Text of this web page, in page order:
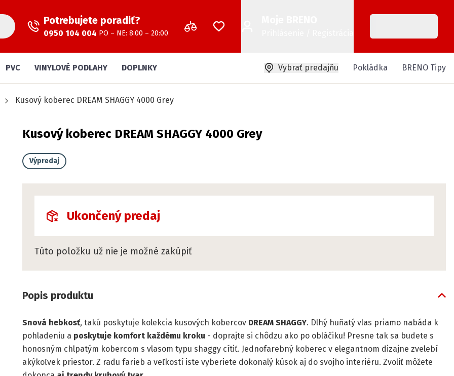
Potrebujete poradiť?
0950 104 004 PO – NE: 8:00 – 20:00
PVC VINYLOVÉ PODLAHY DOPLNKY Vybrať predajňu Pokládka BRENO Tipy
Kusový koberec DREAM SHAGGY 4000 Grey
Kusový koberec DREAM SHAGGY 4000 Grey
Výpredaj
Ukončený predaj
Túto položku už nie je možné zakúpiť
Popis produktu
Snová hebkosť, takú poskytuje kolekcia kusových kobercov DREAM SHAGGY. Dlhý huňatý vlas priamo nabáda k
pohladeniu a poskytuje komfort každému kroku - doprajte si chôdzu ako po obláčiku! Presne tak sa budete s
honosným chlpatým kobercom s vlasom typu shaggy cítiť. Jednofarebný koberec v elegantnom dizajne zvelebí
akýkoľvek priestor. Z radu farieb a veľkostí iste vyberiete dokonalý kúsok aj do svojho interiéru. Zvoliť môžete